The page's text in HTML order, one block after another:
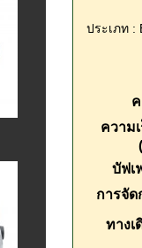
ประเภท :
ความ
บัฟเ
การจัด
ทางเ